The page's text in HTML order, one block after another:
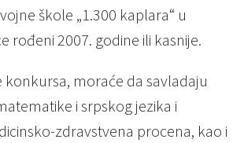
škole „1.300 kaplara“ u
rođeni 2007. godine ili kasnije.
konkursa, moraće da savladaju
i srpskog jezika i
zdravstvena procena, kao i